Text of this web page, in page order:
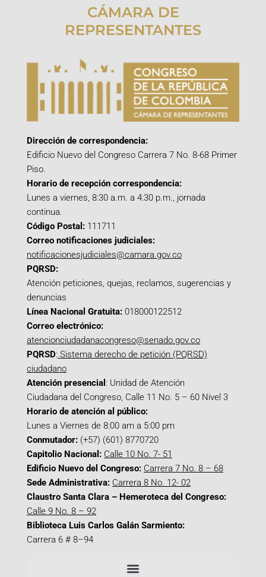
CÁMARA DE
REPRESENTANTES
Dirección de correspondencia:
Edificio Nuevo del Congreso Carrera 7 No. 8-68 Primer
Piso.
Horario de recepción correspondencia:
Lunes a viernes, 8:30 a.m. a 4:30 p.m., jornada
continua.
Código Postal: 111711
Correo notificaciones judiciales:
notificacionesjudiciales@camara.gov.co
PQRSD:
Atención peticiones, quejas, reclamos, sugerencias y
denuncias
Línea Nacional Gratuita: 018000122512
Correo electrónico:
atencionciudadanacongreso@senado.gov.co
PQRSD: Sistema derecho de petición (PQRSD)
ciudadano
Atención presencial : Unidad de Atención
Ciudadana del Congreso, Calle 11 No. 5 – 60 Nivel 3
Horario de atención al público:
Lunes a Viernes de 8:00 am a 5:00 pm
Conmutador: (+57) (601) 8770720
Capitolio Nacional: Calle 10 No. 7- 51
Edificio Nuevo del Congreso: Carrera 7 No. 8 – 68
Sede Administrativa: Carrera 8 No. 12- 02
Claustro Santa Clara – Hemeroteca del Congreso:
Calle 9 No. 8 – 92
Biblioteca Luis Carlos Galán Sarmiento:
Carrera 6 # 8–94